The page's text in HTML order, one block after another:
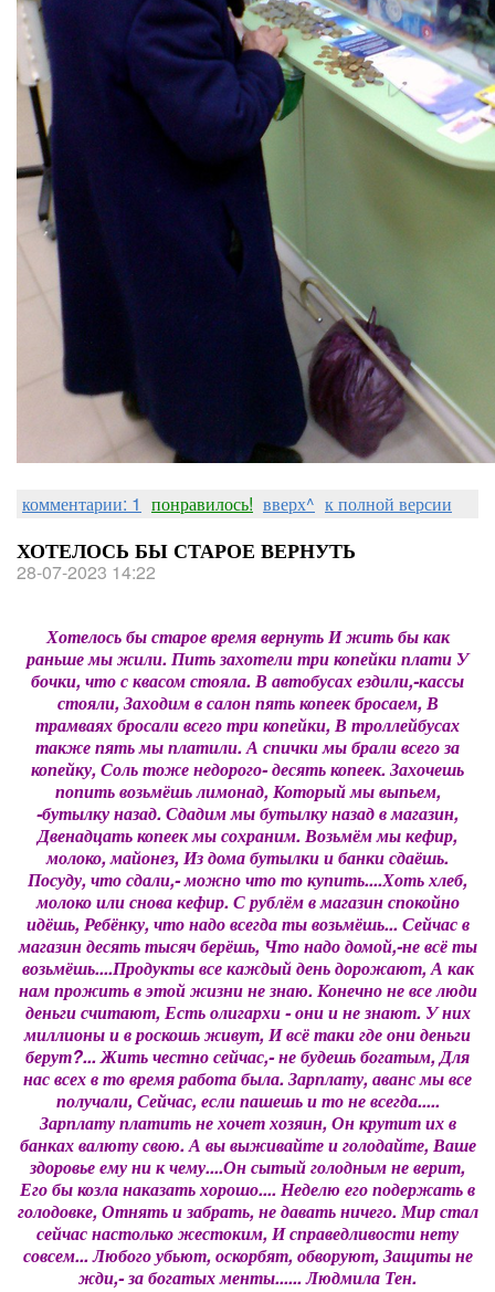
комментарии: 1 понравилось! вверх^ к полной версии
ХОТЕЛОСЬ БЫ СТАРОЕ ВЕРНУТЬ
28-07-2023 14:22
Хотелось бы старое время вернуть И жить бы как
раньше мы жили. Пить захотели три копейки плати У
бочки, что с квасом стояла. В автобусах ездили,-кассы
стояли, Заходим в салон пять копеек бросаем, В
трамваях бросали всего три копейки, В троллейбусах
также пять мы платили. А спички мы брали всего за
копейку, Соль тоже недорого- десять копеек. Захочешь
попить возьмёшь лимонад, Который мы выпьем,
-бутылку назад. Сдадим мы бутылку назад в магазин,
Двенадцать копеек мы сохраним. Возьмём мы кефир,
молоко, майонез, Из дома бутылки и банки сдаёшь.
Посуду, что сдали,- можно что то купить....Хоть хлеб,
молоко или снова кефир. С рублём в магазин спокойно
идёшь, Ребёнку, что надо всегда ты возьмёшь... Сейчас в
магазин десять тысяч берёшь, Что надо домой,-не всё ты
возьмёшь....Продукты все каждый день дорожают, А как
нам прожить в этой жизни не знаю. Конечно не все люди
деньги считают, Есть олигархи - они и не знают. У них
миллионы и в роскошь живут, И всё таки где они деньги
берут?... Жить честно сейчас,- не будешь богатым, Для
нас всех в то время работа была. Зарплату, аванс мы все
получали, Сейчас, если пашешь и то не всегда.....
Зарплату платить не хочет хозяин, Он крутит их в
банках валюту свою. А вы выживайте и голодайте, Ваше
здоровье ему ни к чему....Он сытый голодным не верит,
Его бы козла наказать хорошо.... Неделю его подержать в
голодовке, Отнять и забрать, не давать ничего. Мир стал
сейчас настолько жестоким, И справедливости нету
совсем... Любого убьют, оскорбят, обворуют, Защиты не
жди,- за богатых менты...... Людмила Тен.